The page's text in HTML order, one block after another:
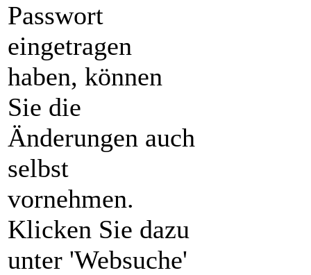
Passwort
eingetragen
haben, können
Sie die
Änderungen auch
selbst
vornehmen.
Klicken Sie dazu
unter 'Websuche'